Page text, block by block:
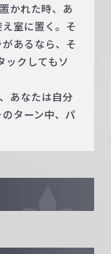
かれた時、あ
室に置く。そ
あるなら、そ
ックしてもソ
あなたは自分
ターン中、パ